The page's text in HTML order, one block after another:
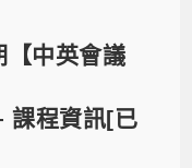
中英會議
課程資訊[已